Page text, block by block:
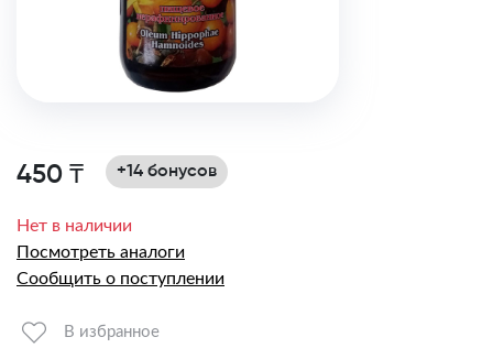
450 ₸ +14 бонусов
Нет в наличии
Посмотреть аналоги
Сообщить о поступлении
В избранное